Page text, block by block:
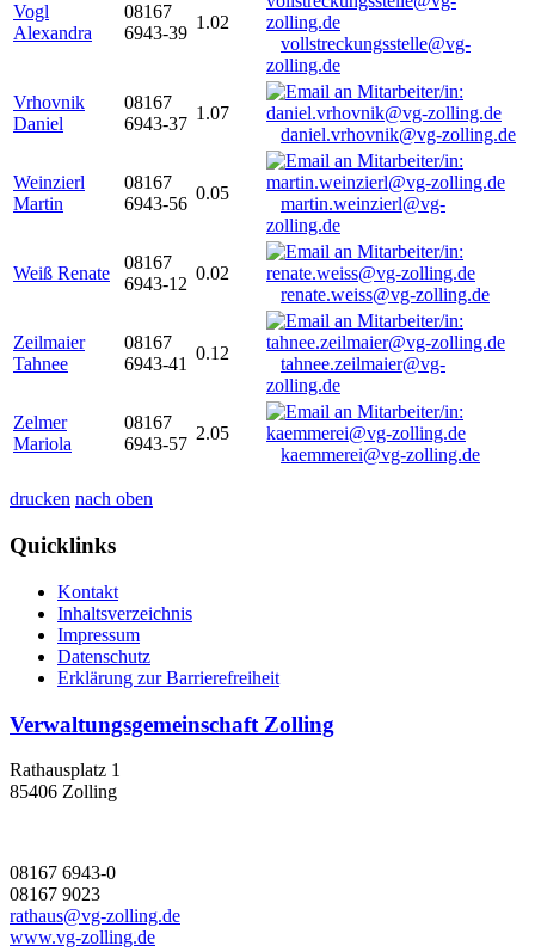
Vogl
Alexandra
08167
6943-39
1.02
vollstreckungsstelle@vg-
zolling.de
Vrhovnik
Daniel
08167
6943-37
1.07
daniel.vrhovnik@vg-zolling.de
Weinzierl
Martin
08167
6943-56
0.05
martin.weinzierl@vg-
zolling.de
Weiß Renate
08167
6943-12
0.02
renate.weiss@vg-zolling.de
Zeilmaier
Tahnee
08167
6943-41
0.12
tahnee.zeilmaier@vg-
zolling.de
Zelmer
Mariola
08167
6943-57
2.05
kaemmerei@vg-zolling.de
drucken nach oben
Quicklinks
Kontakt
Inhaltsverzeichnis
Impressum
Datenschutz
Erklärung zur Barrierefreiheit
Verwaltungsgemeinschaft Zolling
Rathausplatz 1
85406 Zolling
08167 6943-0
08167 9023
rathaus@vg-zolling.de
www.vg-zolling.de